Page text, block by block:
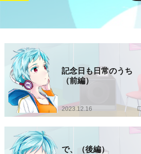
記念日も日常のうち
（前編）
2023.12.16
で、（後編）